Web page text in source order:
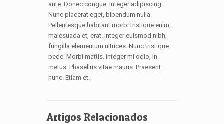
ante. Donec congue. Integer adipiscing.
Nunc placerat eget, bibendum nulla.
Pellentesque habitant morbi tristique enim,
malesuada et, erat. Integer euismod nibh,
fringilla elementum ultrices. Nunc tristique
pede. Morbi mattis. Integer mi odio, in
metus. Phasellus vitae mauris. Praesent
nunc. Etiam et.
Artigos Relacionados